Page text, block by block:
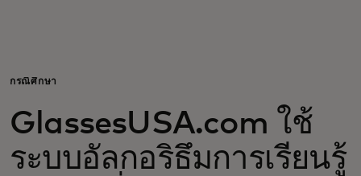
สำหรับธุรกิจ
เพื่อโลก
กรณีศึกษา
GlassesUSA.com ใช้
ระบบอัลกอริธึมการเรียนรู้